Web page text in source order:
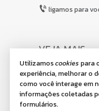
ligamos para
VEJA MAIS
receba nosso
indicadores
cadastre seu
Utilizamoscookies para
experiência, melhorar o
como você interage em
informações coletadas
formulários.